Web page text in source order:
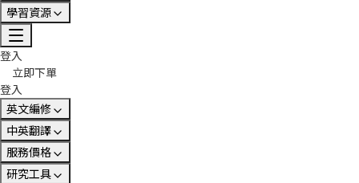
學習資源
登入
立即下單
登入
英文編修
中英翻譯
服務價格
研究工具